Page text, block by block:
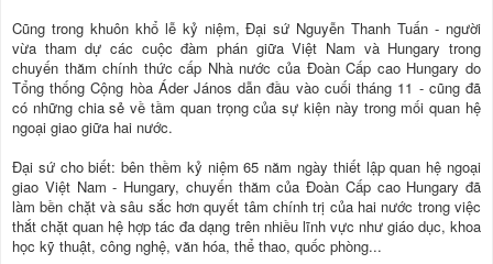
Cũng trong khuôn khổ lễ kỷ niệm, Đại sứ Nguyễn Thanh Tuấn - người
vừa tham dự các cuộc đàm phán giữa Việt Nam và Hungary trong
chuyến thăm chính thức cấp Nhà nước của Đoàn Cấp cao Hungary do
Tổng thống Cộng hòa Áder János dẫn đầu vào cuối tháng 11 - cũng đã
có những chia sẻ về tầm quan trọng của sự kiện này trong mối quan hệ
ngoại giao giữa hai nước.
Đại sứ cho biết: bên thềm kỷ niệm 65 năm ngày thiết lập quan hệ ngoại
giao Việt Nam - Hungary, chuyến thăm của Đoàn Cấp cao Hungary đã
làm bền chặt và sâu sắc hơn quyết tâm chính trị của hai nước trong việc
thắt chặt quan hệ hợp tác đa dạng trên nhiều lĩnh vực như giáo dục, khoa
học kỹ thuật, công nghệ, văn hóa, thể thao, quốc phòng...